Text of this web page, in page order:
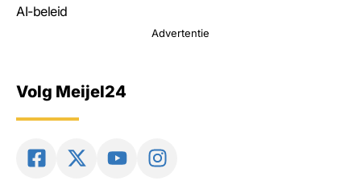
AI-beleid
Advertentie
Volg Meijel24